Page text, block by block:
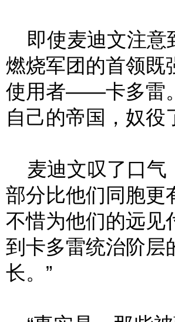
即使麦迪文注意
燃烧军团的首领既
使用者——卡多雷
自己的帝国，奴
麦迪文叹了口气
部分比他们同胞更
不惜为他们的远见
到卡多雷统治阶层
长。”